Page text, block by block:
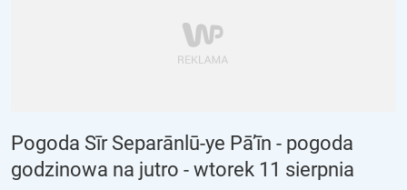
Pogoda Sīr Separānlū-ye Pā’īn - pogoda
godzinowa na jutro - wtorek 11 sierpnia